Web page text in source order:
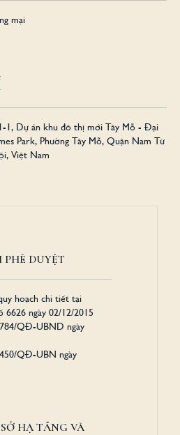
mại
1, Dự án khu đô thị mới Tây Mỗ - Đại
Park, Phường Tây Mỗ, Quận Nam Từ
Việt Nam
DUYỆT
hoạch chi tiết tại
6626 ngày 02/12/2015
QĐ-UBND ngày
QĐ-UBN ngày
HẠ TẦNG VÀ